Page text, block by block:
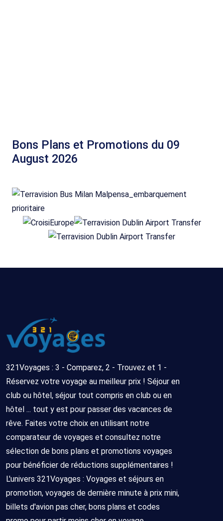
Bons Plans et Promotions du 09
August 2026
321Voyages : 3 - Comparez, 2 - Trouvez et 1 -
Réservez votre voyage au meilleur prix ! Séjour en
club ou hôtel, séjour tout compris en club ou en
hôtel ... tout y est pour passer des vacances de
rêve. Faites votre choix en utilisant notre
comparateur de voyages et consultez notre
sélection de bons plans et promotions voyages
pour bénéficier de réductions supplémentaires !
L'univers 321Voyages : Voyages et séjours en
promotion, voyages de dernière minute à prix mini,
billets d'avion pas cher, bons plans et codes